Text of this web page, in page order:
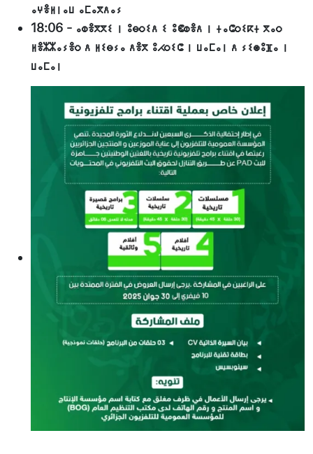
ⴰⵖⴻⵍⵏⴰⵡ ⴰⵎⴰⴳⴷⴰⵢ
18:06 - ⴰⵀⴻⴳⴳⵉ ⵏ ⵓⴱⵔⵉⴷ ⵉ ⵓⵞⵀⴻⴷ ⵏ ⵜⴰⵛⵔⵉⴽⵜ ⴳⴰⵔ
ⵍⴻⵣⵣⴰⵢⴻⵔ ⴷ ⵍⵉⴱⵢⴰ ⴷⴻⴳ ⵓⵃⵔⵉⵛ ⵏ ⵡⴰⵎⴰⵏ ⴷ ⵢⵉⵙⵓⴼⴰ ⵏ
ⵡⴰⵎⴰⵏ